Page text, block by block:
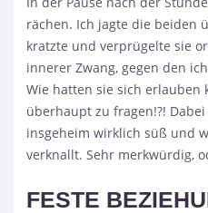
rächen. Ich jagte die beiden
kratzte und verprügelte sie
innerer Zwang, gegen den
Wie hatten sie sich erlauben
überhaupt zu fragen!?!
insgeheim wirklich süß und
verknallt. Sehr merkwürdig,
FESTE